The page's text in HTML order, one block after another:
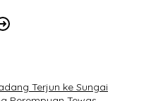
Terjun ke Sungai